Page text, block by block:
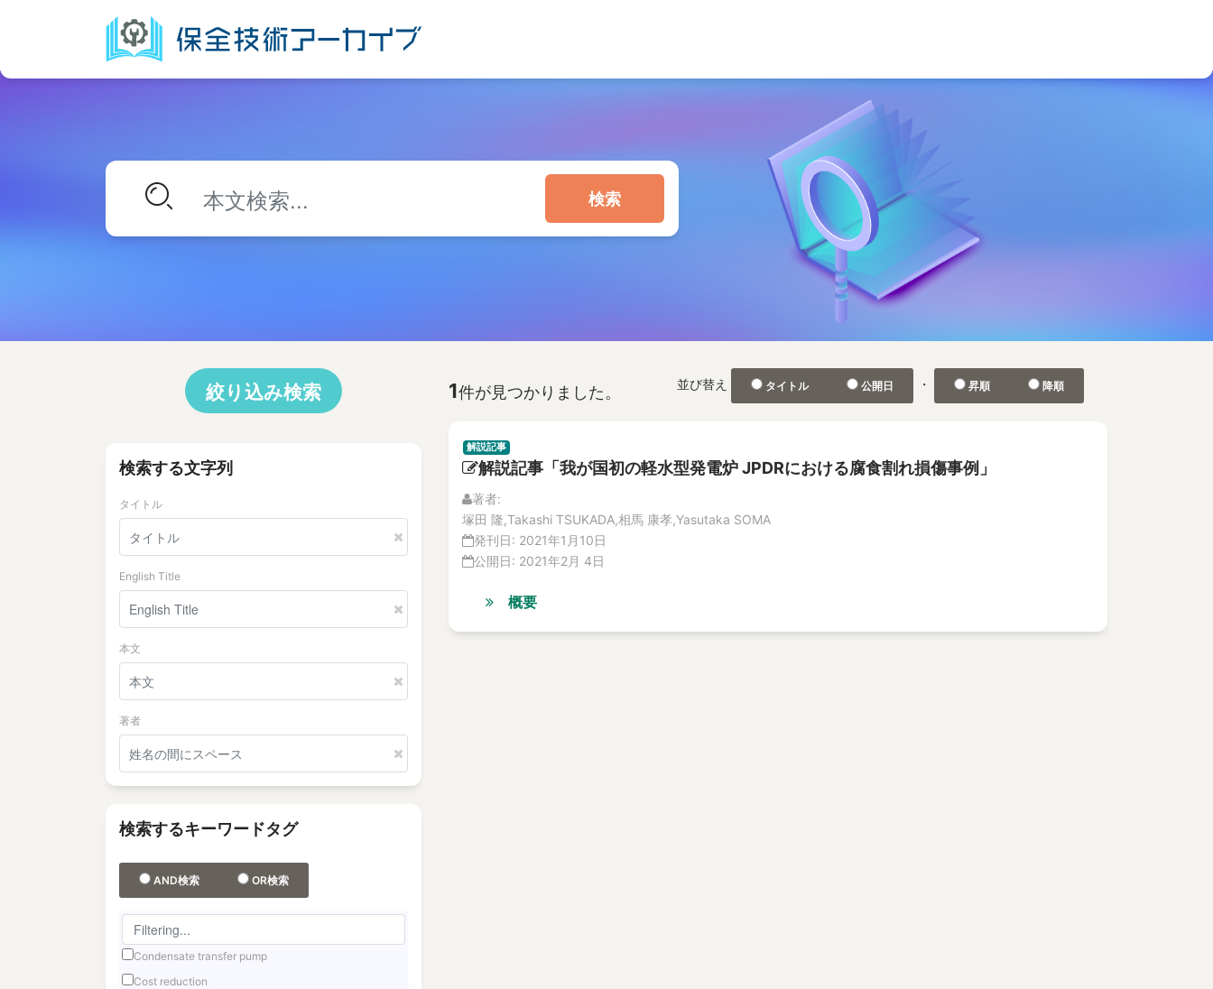
検索
絞り込み検索
検索する文字列
タイトル
English Title
本文
著者
検索するキーワードタグ
AND検索 OR検索
Condensate transfer pump
Cost reduction
1件が見つかりました。 並び替え タイトル 公開日 ・ 昇順 降順
解説記事
解説記事「我が国初の軽水型発電炉 JPDRにおける腐食割れ損傷事例」
著者:
塚田 隆,Takashi TSUKADA,相馬 康孝,Yasutaka SOMA
発刊日: 2021年1月10日
公開日: 2021年2月 4日
概要